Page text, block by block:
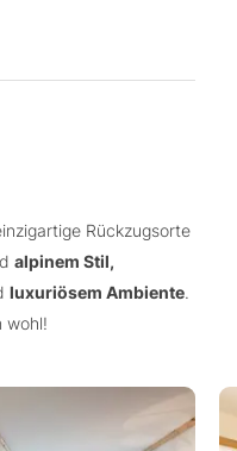
Rückzugsorte
alpinem Stil,
luxuriösem Ambiente.
wohl!